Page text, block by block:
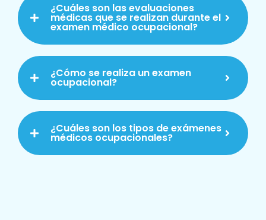
¿Cuáles son las evaluaciones
médicas que se realizan durante el
examen médico ocupacional?
¿Cómo se realiza un examen
ocupacional?
¿Cuáles son los tipos de exámenes
médicos ocupacionales?